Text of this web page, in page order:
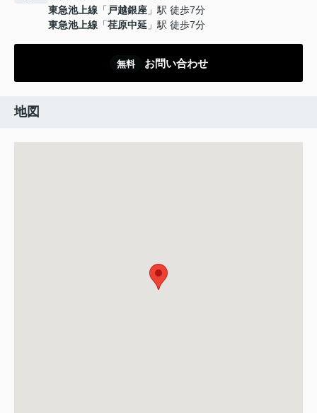
東急池上線 「 戸越銀座 」駅 徒歩7分
東急池上線 「荏原中延 」駅 徒歩7分
無料 お問い合わせ
地図